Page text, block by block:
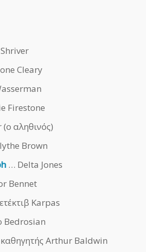
Cleary
Firestone
αληθινός)
Brown
… Delta Jones
Bennet
Karpas
Bedrosian
Arthur Baldwin